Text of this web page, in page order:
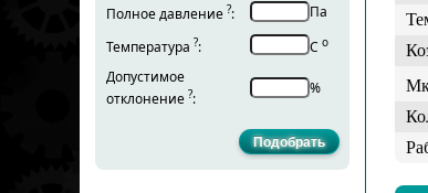
Полное давление ?:
Па
Температура ?: С о
Допустимое
отклонение ?:
%